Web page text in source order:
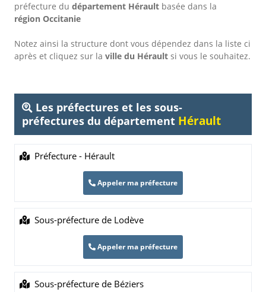
préfecture du département Hérault basée dans la
région Occitanie
Notez ainsi la structure dont vous dépendez dans la liste ci
après et cliquez sur la ville du Hérault si vous le souhaitez.
Les préfectures et les sous-
préfectures du département Hérault
Préfecture - Hérault
Appeler ma préfecture
Sous-préfecture de Lodève
Appeler ma préfecture
Sous-préfecture de Béziers